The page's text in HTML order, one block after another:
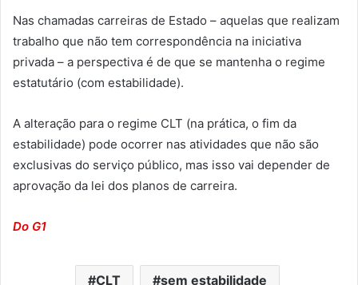
Nas chamadas carreiras de Estado – aquelas que realizam
trabalho que não tem correspondência na iniciativa
privada – a perspectiva é de que se mantenha o regime
estatutário (com estabilidade).
A alteração para o regime CLT (na prática, o fim da
estabilidade) pode ocorrer nas atividades que não são
exclusivas do serviço público, mas isso vai depender de
aprovação da lei dos planos de carreira.
Do G1
CLT sem estabilidade